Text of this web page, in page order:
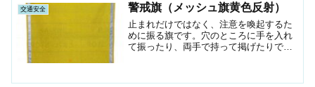
交通安全 警戒旗（メッシュ旗黄色反射）
止まれだけではなく、注意を喚起するた
めに振る旗です。穴のところに手を入れ
て振ったり、両手で持って掲げたりでき